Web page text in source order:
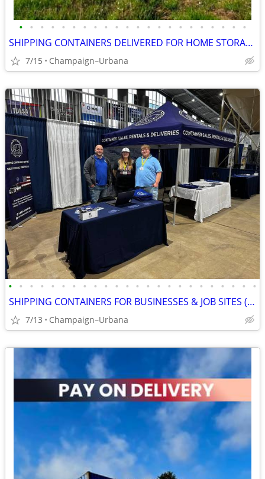
• • • • • • • • • • • • • • • • • • • • • •
SHIPPING CONTAINERS DELIVERED FOR HOME STORAGE (385) 446-6148
7/15 Champaign–Urbana
• • • • • • • • • • • • • • • • • • • • • • • •
SHIPPING CONTAINERS FOR BUSINESSES & JOB SITES (385) 446-6148
7/13 Champaign–Urbana